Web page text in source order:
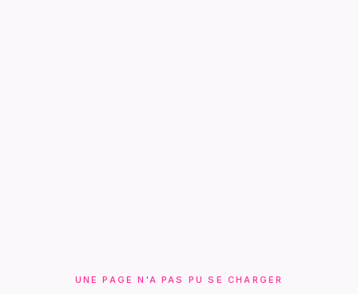
UNE PAGE N'A PAS PU SE CHARGER